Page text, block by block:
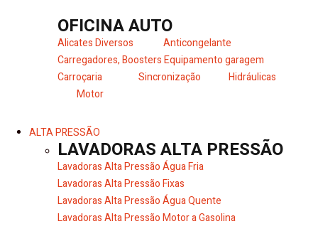
OFICINA AUTO
Alicates Diversos
Anticongelante
Carregadores, BoostersEquipamento garagem
Carroçaria
Sincronização
Hidráulicas
Motor
ALTA PRESSÃO
LAVADORAS ALTA PRESSÃO
Lavadoras Alta Pressão Água Fria
Lavadoras Alta Pressão Fixas
Lavadoras Alta Pressão Água Quente
Lavadoras Alta Pressão Motor a Gasolina